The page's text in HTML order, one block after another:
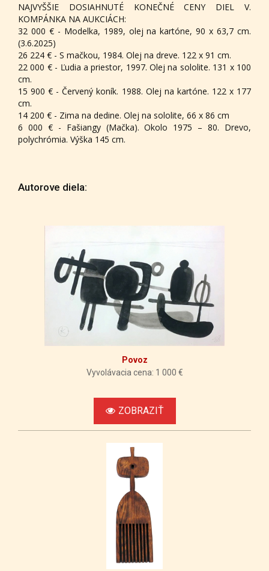
NAJVYŠŠIE DOSIAHNUTÉ KONEČNÉ CENY DIEL V.
KOMPÁNKA NA AUKCIÁCH:
32 000 € - Modelka, 1989, olej na kartóne, 90 x 63,7 cm.
(3.6.2025)
26 224 € - S mačkou, 1984. Olej na dreve. 122 x 91 cm.
22 000 € - Ľudia a priestor, 1997. Olej na sololite. 131 x 100
cm.
15 900 € - Červený koník. 1988. Olej na kartóne. 122 x 177
cm.
14 200 € - Zima na dedine. Olej na sololite, 66 x 86 cm
6 000 € - Fašiangy (Mačka). Okolo 1975 – 80. Drevo,
polychrómia. Výška 145 cm.
Autorove diela:
Povoz
Vyvolávacia cena: 1 000 €
ZOBRAZIŤ